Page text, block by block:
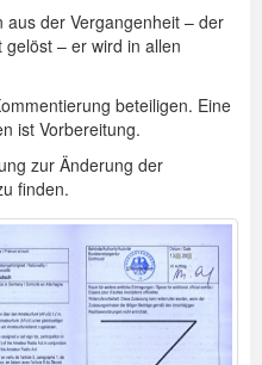
der Vergangenheit – der
– er wird in allen
beteiligen. Eine
ist Vorbereitung.
zur Änderung der
finden.